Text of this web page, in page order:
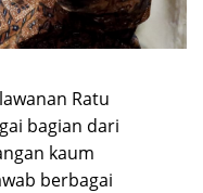
Ratu
bagian dari
kaum
berbagai